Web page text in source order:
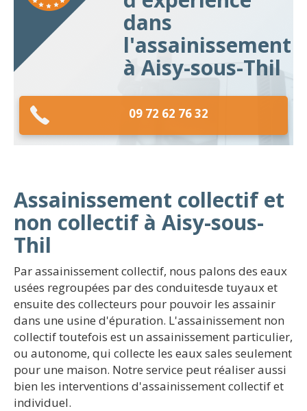
dans
l'assainissement
à Aisy-sous-Thil
09 72 62 76 32
Assainissement collectif et
non collectif à Aisy-sous-
Thil
Par assainissement collectif, nous palons des eaux
usées regroupées par des conduitesde tuyaux et
ensuite des collecteurs pour pouvoir les assainir
dans une usine d'épuration. L'assainissement non
collectif toutefois est un assainissement particulier,
ou autonome, qui collecte les eaux sales seulement
pour une maison. Notre service peut réaliser aussi
bien les interventions d'assainissement collectif et
individuel.